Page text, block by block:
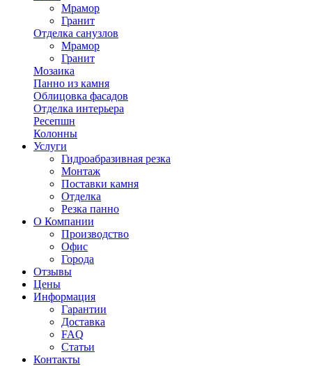
Мрамор
Гранит
Отделка санузлов
Мрамор
Гранит
Мозаика
Панно из камня
Облицовка фасадов
Отделка интерьера
Ресепшн
Колонны
Услуги
Гидроабразивная резка
Монтаж
Поставки камня
Отделка
Резка панно
О Компании
Производство
Офис
Города
Отзывы
Цены
Информация
Гарантии
Доставка
FAQ
Статьи
Контакты